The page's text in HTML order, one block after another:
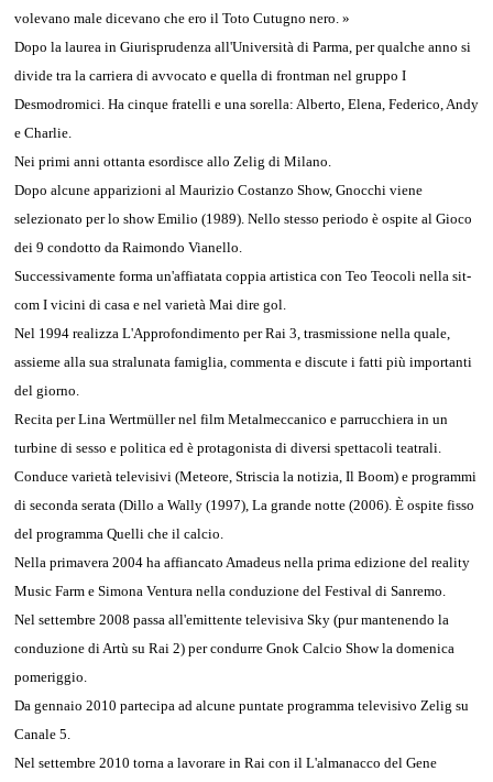
volevano male dicevano che ero il Toto Cutugno nero. »
Dopo la laurea in Giurisprudenza all'Università di Parma, per qualche anno si
divide tra la carriera di avvocato e quella di frontman nel gruppo I
Desmodromici. Ha cinque fratelli e una sorella: Alberto, Elena, Federico, Andy
e Charlie.
Nei primi anni ottanta esordisce allo Zelig di Milano.
Dopo alcune apparizioni al Maurizio Costanzo Show, Gnocchi viene
selezionato per lo show Emilio (1989). Nello stesso periodo è ospite al Gioco
dei 9 condotto da Raimondo Vianello.
Successivamente forma un'affiatata coppia artistica con Teo Teocoli nella sit-
com I vicini di casa e nel varietà Mai dire gol.
Nel 1994 realizza L'Approfondimento per Rai 3, trasmissione nella quale,
assieme alla sua stralunata famiglia, commenta e discute i fatti più importanti
del giorno.
Recita per Lina Wertmüller nel film Metalmeccanico e parrucchiera in un
turbine di sesso e politica ed è protagonista di diversi spettacoli teatrali.
Conduce varietà televisivi (Meteore, Striscia la notizia, Il Boom) e programmi
di seconda serata (Dillo a Wally (1997), La grande notte (2006). È ospite fisso
del programma Quelli che il calcio.
Nella primavera 2004 ha affiancato Amadeus nella prima edizione del reality
Music Farm e Simona Ventura nella conduzione del Festival di Sanremo.
Nel settembre 2008 passa all'emittente televisiva Sky (pur mantenendo la
conduzione di Artù su Rai 2) per condurre Gnok Calcio Show la domenica
pomeriggio.
Da gennaio 2010 partecipa ad alcune puntate programma televisivo Zelig su
Canale 5.
Nel settembre 2010 torna a lavorare in Rai con il L'almanacco del Gene